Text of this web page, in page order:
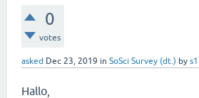
0
votes
asked Dec 23, 2019 in SoSci Survey (dt.) by
Hallo,